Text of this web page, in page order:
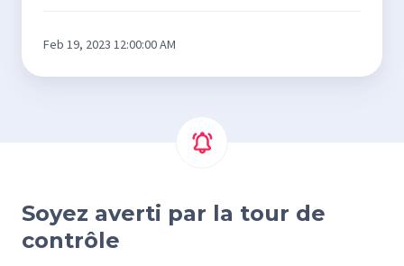
Feb 19, 2023 12:00:00 AM
Soyez averti par la tour de
contrôle